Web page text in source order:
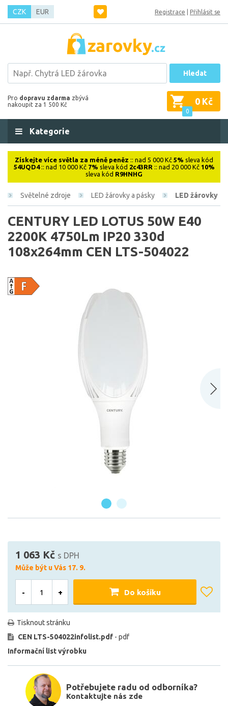
CZK EUR Registrace Přihlásit se
Hledat
Pro dopravu zdarma zbývá
nakoupit za 1 500 Kč
0
0 Kč
Kategorie
Získejte více světla za méně peněz :: nad 5 000 Kč 5% sleva kód
54UQD4:: nad 10 000 Kč 7% sleva kód 2c43RR :: nad 20 000 Kč 10%
sleva kód R9HNHG
Světelné zdroje LED žárovky a pásky LED žárovky
CENTURY LED LOTUS 50W E40
2200K 4750Lm IP20 330d
108x264mm CEN LTS-504022
1 063 Kč s DPH
Může být u Vás 17. 9.
- + Do košíku
Tisknout stránku
CEN LTS-504022infolist.pdf - pdf
Informační list výrobku
Potřebujete radu od odborníka?
Kontaktujte nás zde